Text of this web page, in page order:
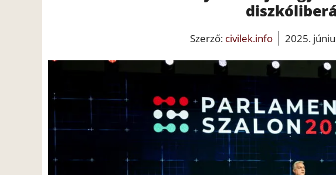
Szerző: civilek.info 2025.